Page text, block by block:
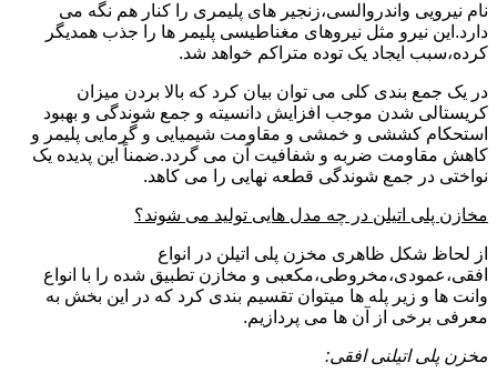
نام نیرویی واندروالسی،زنجیر های پلیمری را کنار هم نگه می
دارد.این نیرو مثل نیروهای مغناطیسی پلیمر ها را جذب همدیگر
کرده،سبب ایجاد یک توده متراکم خواهد شد.
در یک جمع بندی کلی می توان بیان کرد که بالا بردن میزان
کریستالی شدن موجب افزایش دانسیته و جمع شوندگی و بهبود
استحکام کششی و خمشی و مقاومت شیمیایی و گرمایی پلیمر و
کاهش مقاومت ضربه و شفافیت آن می گردد.ضمناً این پدیده یک
نواختی در جمع شوندگی قطعه نهایی را می کاهد.
مخازن پلی اتیلن در چه مدل هایی تولید می شوند؟
از لحاظ شکل ظاهری مخزن پلی اتیلن در انواع
افقی،عمودی،مخروطی،مکعبی و مخازن تطبیق شده را با انواع
وانت ها و زیر پله ها میتوان تقسیم بندی کرد که در این بخش به
معرفی برخی از آن ها می پردازیم.
مخزن پلی اتیلنی افقی: